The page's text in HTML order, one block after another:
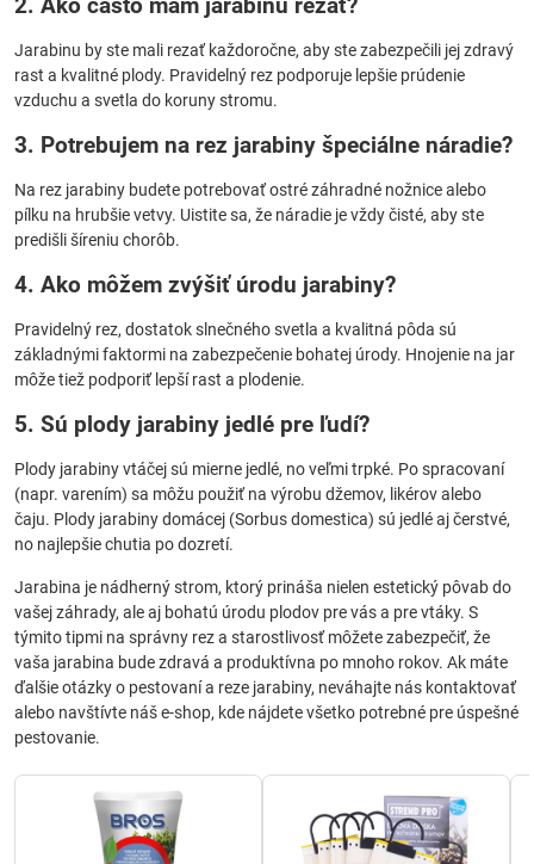
Jarabinu by ste mali rezať každoročne, aby ste zabezpečili jej zdravý
rast a kvalitné plody. Pravidelný rez podporuje lepšie prúdenie
vzduchu a svetla do koruny stromu.
3. Potrebujem na rez jarabiny špeciálne náradie?
Na rez jarabiny budete potrebovať ostré záhradné nožnice alebo
pílku na hrubšie vetvy. Uistite sa, že náradie je vždy čisté, aby ste
predišli šíreniu chorôb.
4. Ako môžem zvýšiť úrodu jarabiny?
Pravidelný rez, dostatok slnečného svetla a kvalitná pôda sú
základnými faktormi na zabezpečenie bohatej úrody. Hnojenie na jar
môže tiež podporiť lepší rast a plodenie.
5. Sú plody jarabiny jedlé pre ľudí?
Plody jarabiny vtáčej sú mierne jedlé, no veľmi trpké. Po spracovaní
(napr. varením) sa môžu použiť na výrobu džemov, likérov alebo
čaju. Plody jarabiny domácej (Sorbus domestica) sú jedlé aj čerstvé,
no najlepšie chutia po dozretí.
Jarabina je nádherný strom, ktorý prináša nielen estetický pôvab do
vašej záhrady, ale aj bohatú úrodu plodov pre vás a pre vtáky. S
týmito tipmi na správny rez a starostlivosť môžete zabezpečiť, že
vaša jarabina bude zdravá a produktívna po mnoho rokov. Ak máte
ďalšie otázky o pestovaní a reze jarabiny, neváhajte nás kontaktovať
alebo navštívte náš e-shop, kde nájdete všetko potrebné pre úspešné
pestovanie.